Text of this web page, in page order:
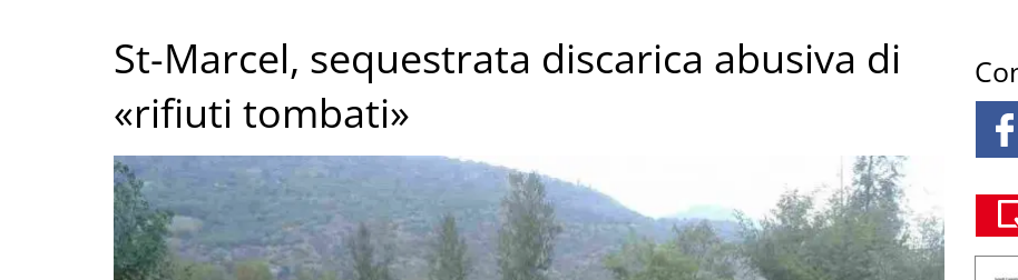
St-Marcel, sequestrata discarica abusiva di
«rifiuti tombati»